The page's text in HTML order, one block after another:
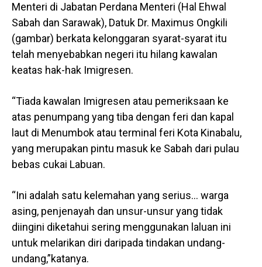
Menteri di Jabatan Perdana Menteri (Hal Ehwal
Sabah dan Sarawak), Datuk Dr. Maximus Ongkili
(gambar) berkata kelonggaran syarat-syarat itu
telah menyebabkan negeri itu hilang kawalan
keatas hak-hak Imigresen.
“Tiada kawalan Imigresen atau pemeriksaan ke
atas penumpang yang tiba dengan feri dan kapal
laut di Menumbok atau terminal feri Kota Kinabalu,
yang merupakan pintu masuk ke Sabah dari pulau
bebas cukai Labuan.
“Ini adalah satu kelemahan yang serius… warga
asing, penjenayah dan unsur-unsur yang tidak
diingini diketahui sering menggunakan laluan ini
untuk melarikan diri daripada tindakan undang-
undang,”katanya.